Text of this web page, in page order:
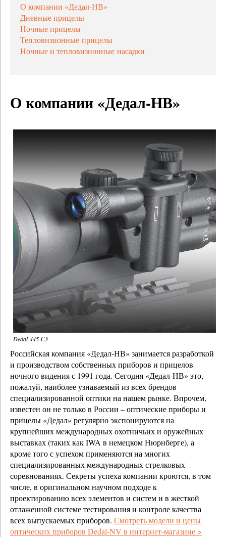
О компании «Дедал-НВ»
Дневные прицелы
Ночные прицелы
Тепловизионные прицелы
Ночные и тепловизионные насадки
О компании «Дедал-НВ»
Dedal-445-С3
Российская компания «Дедал-НВ» занимается разработкой
и производством собственных приборов и прицелов
ночного видения с 1991 года. Сегодня «Дедал-НВ» это,
пожалуй, наиболее узнаваемый из всех брендов
специализированной оптики на нашем рынке. Впрочем,
известен он не только в России – оптические приборы и
прицелы «Дедал» регулярно экспонируются на
крупнейших международных охотничьих и оружейных
выставках (таких как IWA в немецком Нюрнберге), а
кроме того с успехом применяются на многих
специализированных международных стрелковых
соревнованиях. Секреты успеха компании кроются, в том
числе, в оригинальном научном подходе к
проектированию всех элементов и систем и в жесткой
отлаженной системе тестирования и контроле качества
всех выпускаемых приборов. Смотреть модели и цены
оптических приборов Dedal-NV в интернет-магазине >